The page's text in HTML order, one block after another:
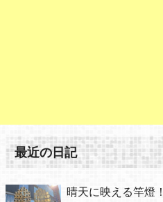
最近の日記
晴天に映える竿燈